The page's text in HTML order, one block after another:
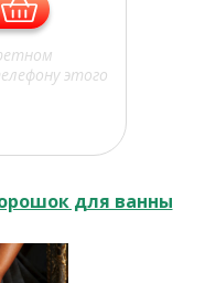
этого
для ванны